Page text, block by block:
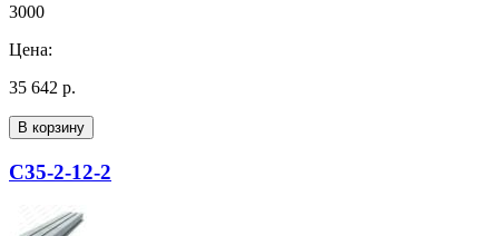
3000
Цена:
35 642 р.
В корзину
С35-2-12-2